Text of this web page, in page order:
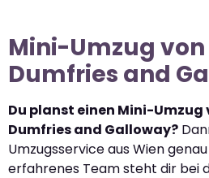
Mini-Umzug
Dumfries and
Du planst einen Mini-Umzug
Dumfries and Galloway?
Umzugsservice aus Wien
erfahrenes Team steht dir bei